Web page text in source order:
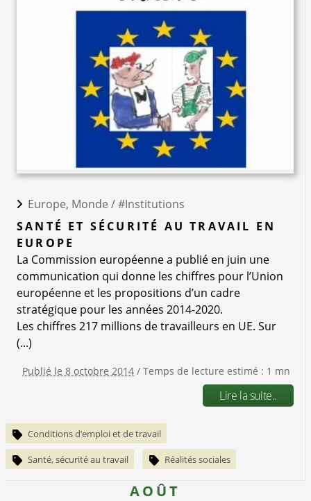
Europe, Monde /#Institutions
SANTÉ ET SÉCURITÉ AU TRAVAIL EN
EUROPE
La Commission européenne a publié en juin une
communication qui donne les chiffres pour l’Union
européenne et les propositions d’un cadre
stratégique pour les années 2014-2020.
Les chiffres 217 millions de travailleurs en UE. Sur
(...)
Publié le 8 octobre 2014 / Temps de lecture estimé : 1 mn
Lire la suite..
Conditions d’emploi et de travail
Santé, sécurité au travail Réalités sociales
AOÛT